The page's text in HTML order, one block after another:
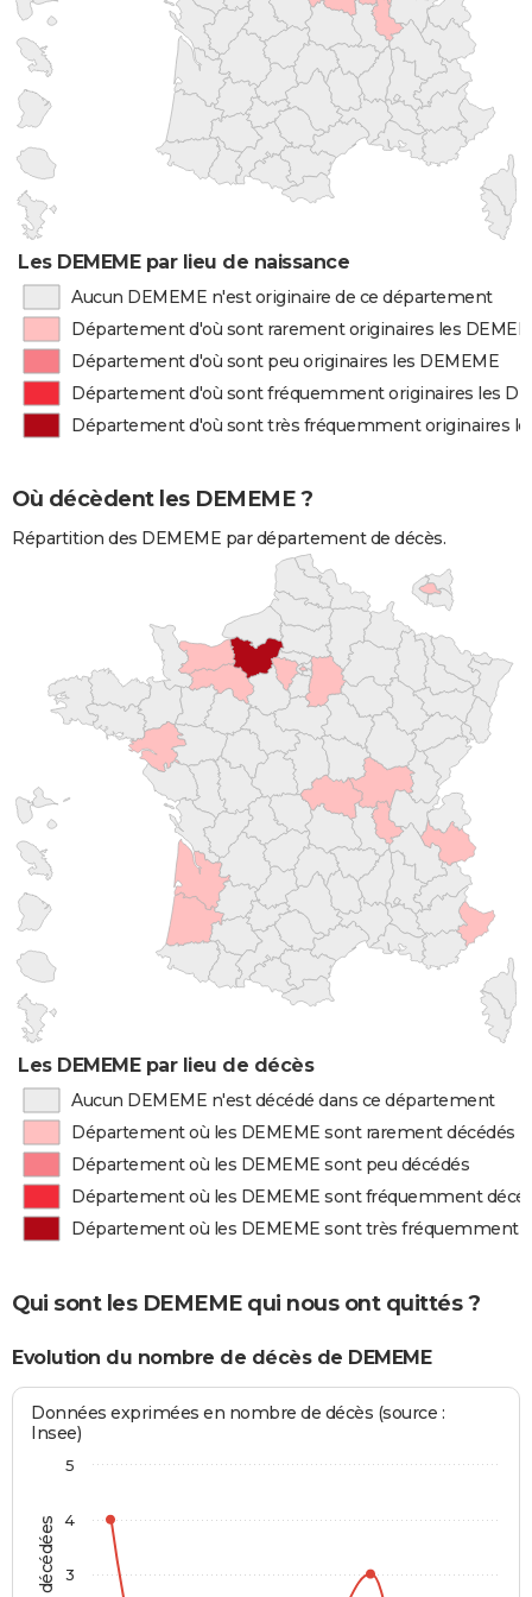
Les DEMEME par lieu de naissance
Aucun DEMEME n'est originaire de ce département
Département d'où sont rarement originaires les
Département d'où sont peu originaires les DEMEME
Département d'où sont fréquemment originaires les
Département d'où sont très fréquemment originaires
Où décèdent les DEMEME ?
Répartition des DEMEME par département de décès.
Les DEMEME par lieu de décès
Aucun DEMEME n'est décédé dans ce département
Département où les DEMEME sont rarement décédés
Département où les DEMEME sont peu décédés
Département où les DEMEME sont fréquemment
Département où les DEMEME sont très fréquemment
Qui sont les DEMEME qui nous ont quittés ?
Evolution du nombre de décès de DEMEME
Données exprimées en nombre de décès (source :
Insee)
3
4
5